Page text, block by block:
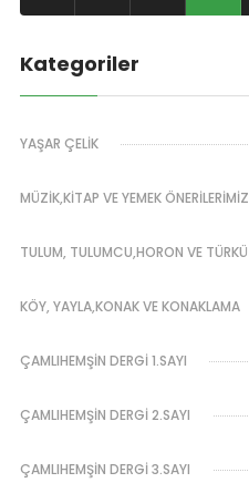
Kategoriler
YAŞAR ÇELİK
MÜZİK,KİTAP VE YEMEK ÖNERİLERİMİZ
TULUM, TULUMCU,HORON VE TÜRKÜ
KÖY, YAYLA,KONAK VE KONAKLAMA
ÇAMLIHEMŞİN DERGİ 1.SAYI
ÇAMLIHEMŞİN DERGİ 2.SAYI
ÇAMLIHEMŞİN DERGİ 3.SAYI